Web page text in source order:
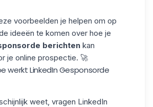
voorbeelden je helpen om op
ideeën te komen over hoe je
berichten kan
je online prospectie. 🚀
werkt LinkedIn Gesponsorde
weet, vragen LinkedIn